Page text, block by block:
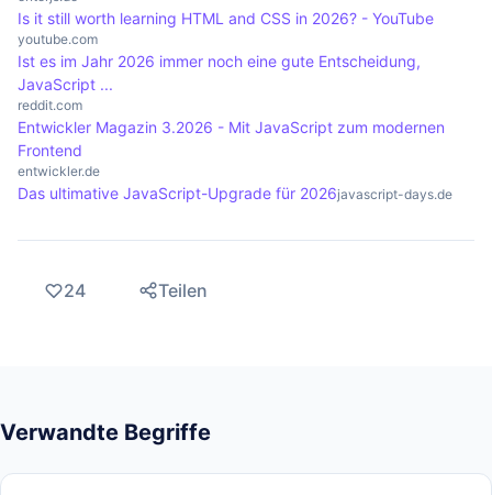
Is it still worth learning HTML and CSS in 2026? - YouTube
youtube.com
Ist es im Jahr 2026 immer noch eine gute Entscheidung,
JavaScript ...
reddit.com
Entwickler Magazin 3.2026 - Mit JavaScript zum modernen
Frontend
entwickler.de
Das ultimative JavaScript-Upgrade für 2026javascript-days.de
24 Teilen
Verwandte Begriffe